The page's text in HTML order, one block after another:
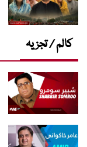
کالم / تجزیہ